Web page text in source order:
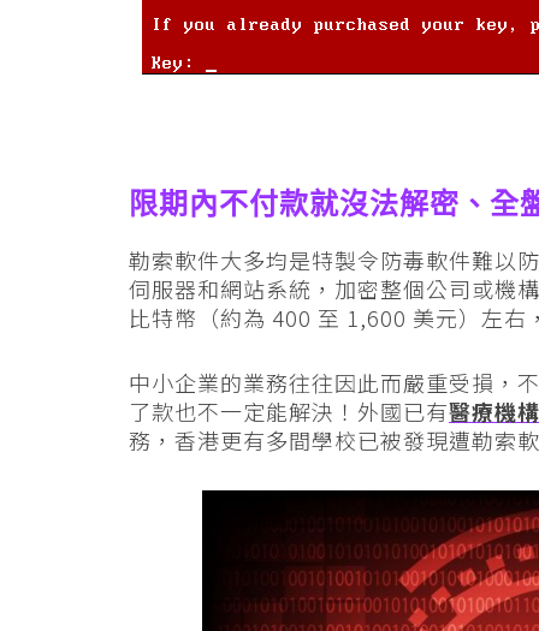
限期內不付款就沒法解密、全
勒索軟件大多均是特製令防毒軟件難以
伺服器和網站系統，加密整個公司或機
比特幣（約為 400 至 1,600 美元）左
中小企業的業務往往因此而嚴重受損，
了款也不一定能解決！外國已有醫療機構
務，香港更有多間學校已被發現遭勒索